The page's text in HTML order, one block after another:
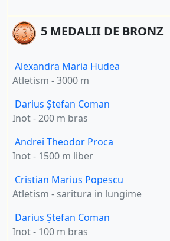
5 MEDALII DE BRONZ
Alexandra Maria Hudea
Atletism - 3000 m
Darius Ștefan Coman
Inot - 200 m bras
Andrei Theodor Proca
Inot - 1500 m liber
Cristian Marius Popescu
Atletism - saritura in lungime
Darius Ștefan Coman
Inot - 100 m bras